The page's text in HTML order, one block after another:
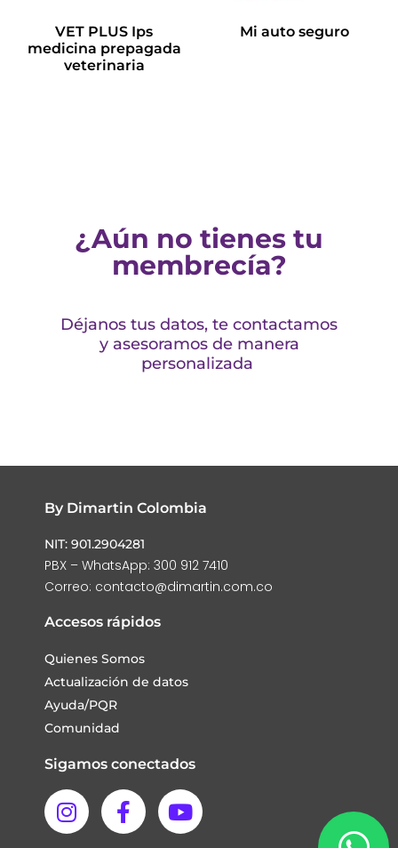
VET PLUS Ips
medicina prepagada
veterinaria
Mi auto seguro
¿Aún no tienes tu
membrecía?
Déjanos tus datos, te contactamos
y asesoramos de manera
personalizada
By Dimartin Colombia
NIT: 901.2904281
PBX – WhatsApp: 300 912 7410
Correo: contacto@dimartin.com.co
Accesos rápidos
Quienes Somos
Actualización de datos
Ayuda/PQR
Comunidad
Sigamos conectados